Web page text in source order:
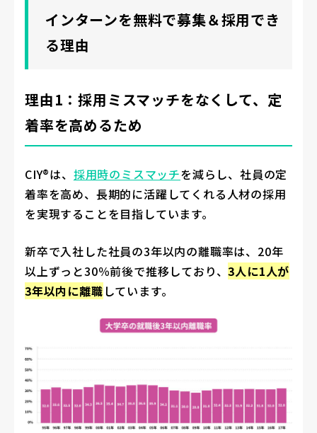
インターンを無料で募集＆採用でき
る理由
理由1：採用ミスマッチをなくして、定
着率を高めるため
CIY®は、 採用時のミスマッチを減らし、社員の定
着率を高め、長期的に活躍してくれる人材の採用
を実現することを目指しています。
新卒で入社した社員の3年以内の離職率は、20年
以上ずっと30％前後で推移しており、3人に1人が
3年以内に離職 しています。